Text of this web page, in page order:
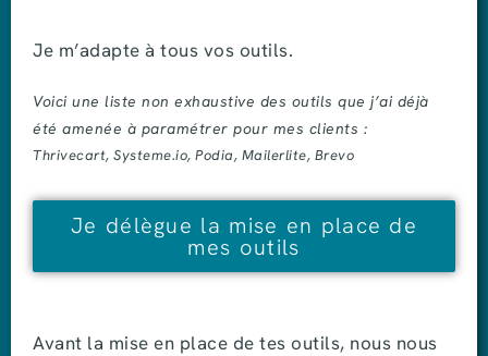
Je m’adapte à tous vos outils.
Voici une liste non exhaustive des outils que j’ai déjà
été amenée à paramétrer pour mes clients :
Thrivecart, Systeme.io, Podia, Mailerlite, Brevo
Je délègue la mise en place de
mes outils
Avant la mise en place de tes outils, nous nous